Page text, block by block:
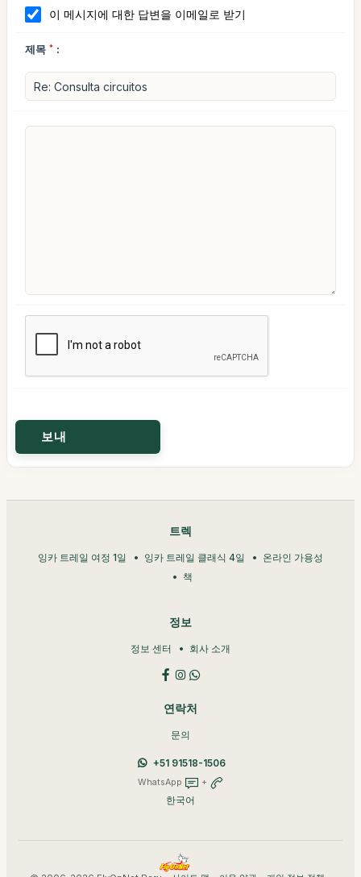
이 메시지에 대한 답변을 이메일로 받기
제목 * :
트렉
잉카 트레일 여정 1일 잉카 트레일 클래식 4일
온라인 가용성
책
정보
정보 센터 회사 소개
연락처
문의
+51 91518-1506
WhatsApp +
한국어